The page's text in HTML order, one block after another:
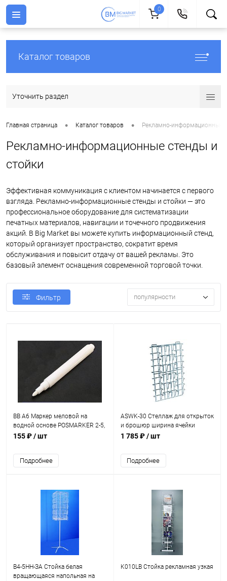
Каталог товаров
Уточнить раздел
Главная страница • Каталог товаров • Рекламно-информационные
Рекламно-информационные стенды и
стойки
Эффективная коммуникация с клиентом начинается с первого
взгляда. Рекламно-информационные стенды и стойки — это
профессиональное оборудование для систематизации
печатных материалов, навигации и точечного продвижения
акций. В Big Market вы можете купить информационный стенд,
который организует пространство, сократит время
обслуживания и повысит отдачу от вашей рекламы. Это
базовый элемент оснащения современной торговой точки.
Фильтр популярности
BB A6 Маркер меловой на
водной основе POSMARKER 2-5,
цвет белый
155 ₽/ шт
Подробнее
ASWK-30 Стеллаж для открыток
и брошюр ширина ячейки
130,170 мм ,30 ячеек
1 785 ₽/ шт
Подробнее
В4-5НН-ЗА Стойка белая
вращающаяся напольная на
K010LB Стойка рекламная узкая
0